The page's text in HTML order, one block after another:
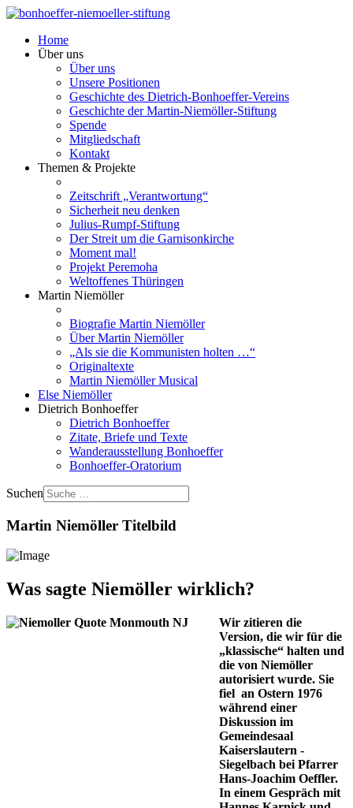
Home
Über uns
Über uns
Unsere Positionen
Geschichte des Dietrich-Bonhoeffer-Vereins
Geschichte der Martin-Niemöller-Stiftung
Spende
Mitgliedschaft
Kontakt
Themen & Projekte
Zeitschrift „Verantwortung“
Sicherheit neu denken
Julius-Rumpf-Stiftung
Der Streit um die Garnisonkirche
Moment mal!
Projekt Peremoha
Weltoffenes Thüringen
Martin Niemöller
Biografie Martin Niemöller
Über Martin Niemöller
„Als sie die Kommunisten holten …“
Originaltexte
Martin Niemöller Musical
Else Niemöller
Dietrich Bonhoeffer
Dietrich Bonhoeffer
Zitate, Briefe und Texte
Wanderausstellung Bonhoeffer
Bonhoeffer-Oratorium
Suchen
Martin Niemöller Titelbild
Was sagte Niemöller wirklich?
Wir zitieren die
Version, die wir für die
„klassische“ halten und
die von Niemöller
autorisiert wurde. Sie
fiel an Ostern 1976
während einer
Diskussion im
Gemeindesaal
Kaiserslautern -
Siegelbach bei Pfarrer
Hans-Joachim Oeffler.
In einem Gespräch mit